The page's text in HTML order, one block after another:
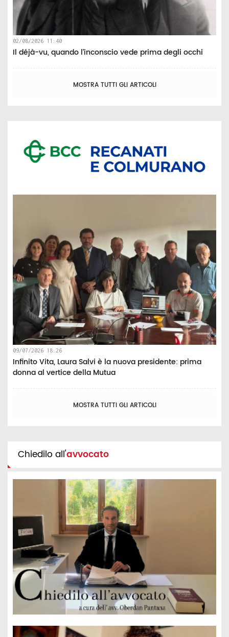
02/08/2026 11:40
Il déjà-vu, quando l’inconscio vede prima degli occhi
MOSTRA TUTTI GLI ARTICOLI
09/07/2026 18:26
Infinito Vita, Laura Salvi è la nuova presidente: prima
donna al vertice della Mutua
MOSTRA TUTTI GLI ARTICOLI
Chiedilo all'avvocato